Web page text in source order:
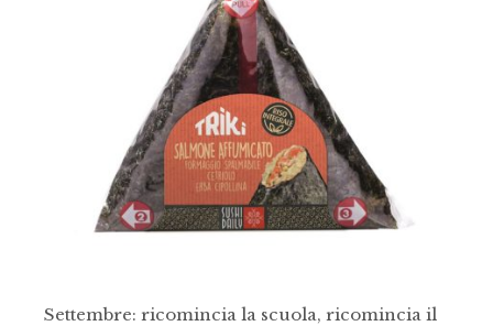
Settembre: ricomincia la scuola, ricomincia il